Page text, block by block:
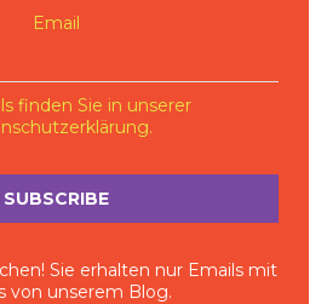
Email
finden Sie in unserer
.
Sie erhalten nur Emails mit
von unserem Blog.